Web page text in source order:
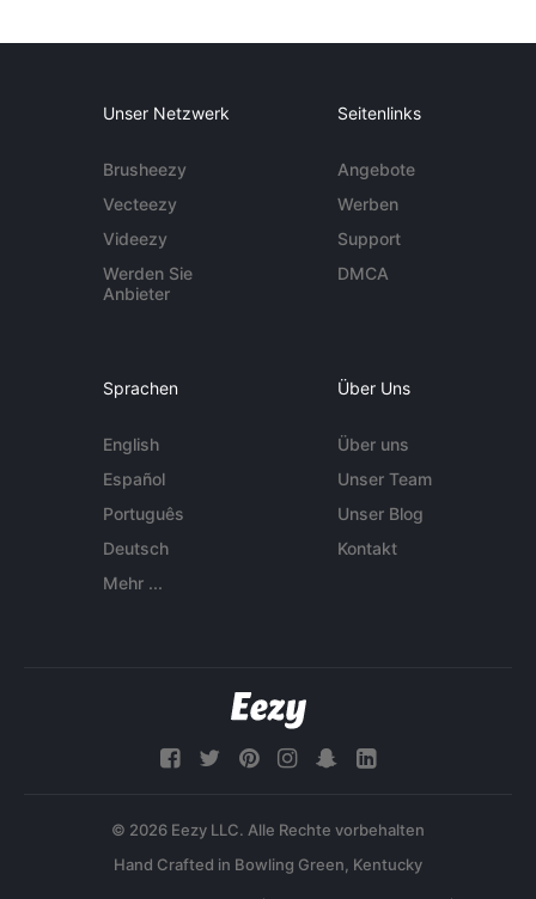
Unser Netzwerk
Brusheezy
Vecteezy
Videezy
Werden Sie
Anbieter
Seitenlinks
Angebote
Werben
Support
DMCA
Sprachen
English
Español
Português
Deutsch
Mehr ...
Über Uns
Über uns
Unser Team
Unser Blog
Kontakt
© 2026 Eezy LLC. Alle Rechte vorbehalten